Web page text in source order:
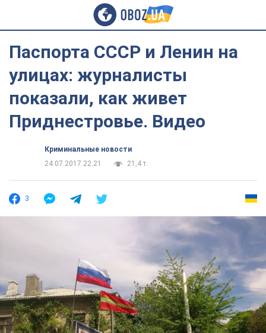
Паспорта СССР и Ленин на
улицах: журналисты
показали, как живет
Приднестровье. Видео
Криминальные новости
24.07.2017 22:21
21,4 т.
3